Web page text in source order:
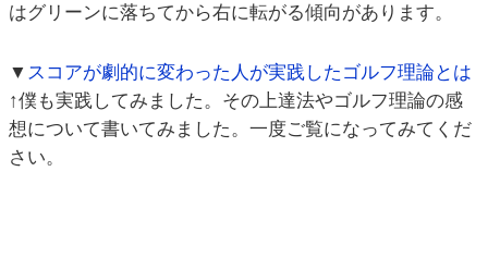
はグリーンに落ちてから右に転がる傾向があります。
▼ スコアが劇的に変わった人が実践したゴルフ理論とは
↑僕も実践してみました。その上達法やゴルフ理論の感
想について書いてみました。一度ご覧になってみてくだ
さい。